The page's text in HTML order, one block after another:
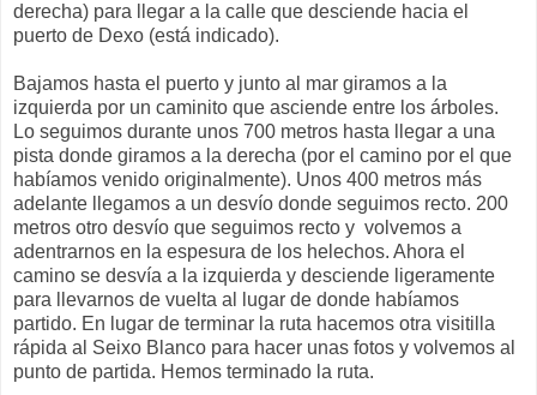
derecha) para llegar a la calle que desciende hacia el
puerto de Dexo (está indicado).
Bajamos hasta el puerto y junto al mar giramos a la
izquierda por un caminito que asciende entre los árboles.
Lo seguimos durante unos 700 metros hasta llegar a una
pista donde giramos a la derecha (por el camino por el que
habíamos venido originalmente). Unos 400 metros más
adelante llegamos a un desvío donde seguimos recto. 200
metros otro desvío que seguimos recto y volvemos a
adentrarnos en la espesura de los helechos. Ahora el
camino se desvía a la izquierda y desciende ligeramente
para llevarnos de vuelta al lugar de donde habíamos
partido. En lugar de terminar la ruta hacemos otra visitilla
rápida al Seixo Blanco para hacer unas fotos y volvemos al
punto de partida. Hemos terminado la ruta.